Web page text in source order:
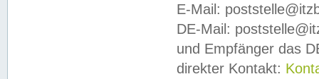
E-Mail:
DE-Mail:
und Empfänger das
direkter Kontakt: